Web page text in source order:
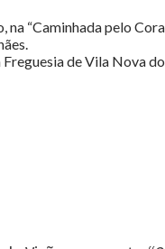
“Caminhada pelo
Freguesia de Vila